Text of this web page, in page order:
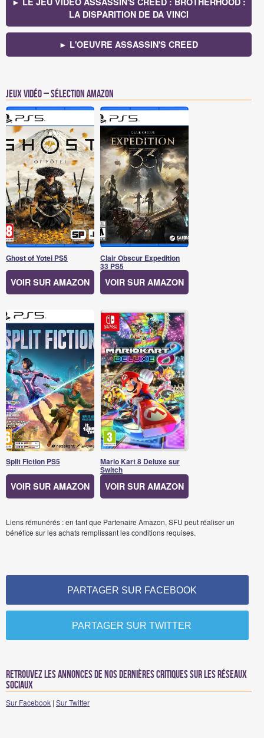
LA DISPARITION DE DA VINCI
► L'OEUVRE ASSASSIN'S CREED
Jeux vidéo – Sélection Amazon
Ghost of Yotei PS5
VOIR SUR AMAZON
Clair Obscur Expedition
33 PS5
VOIR SUR AMAZON
Split Fiction PS5
VOIR SUR AMAZON
Mario Kart 8 Deluxe sur
Switch
VOIR SUR AMAZON
Liens rémunérés : en tant que Partenaire Amazon, SFU peut réaliser un
bénéfice sur les achats remplissant les conditions requises.
PARTAGER SUR FACEBOOK
PARTAGER SUR TWITTER
Retrouvez les annonces de nos dernières critiques sur les réseaux
sociaux
Sur Facebook | Sur Twitter